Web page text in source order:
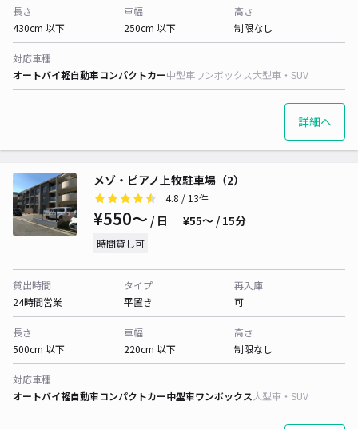
長さ
430cm 以下
車幅
250cm 以下
高さ
制限なし
対応車種
オートバイ軽自動車コンパクトカー中型車ワンボックス大型車・SUV
詳細へ
メゾ・ピアノ上牧駐車場（2）
4.8 / 13件
¥550〜 / 日 ¥55〜 / 15分
時間貸し可
貸出時間
24時間営業
タイプ
平置き
再入庫
可
長さ
500cm 以下
車幅
220cm 以下
高さ
制限なし
対応車種
オートバイ軽自動車コンパクトカー中型車ワンボックス大型車・SUV